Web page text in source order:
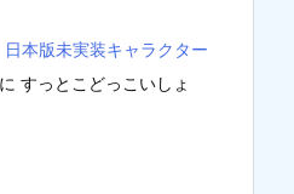
日本版未実装キャラクター
に すっとこどっこいしょ